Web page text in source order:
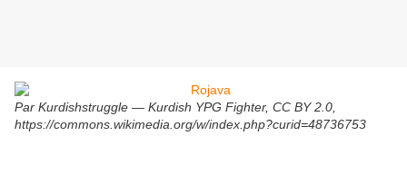
Par Kurdishstruggle — Kurdish YPG Fighter, CC BY 2.0,
https://commons.wikimedia.org/w/index.php?curid=48736753